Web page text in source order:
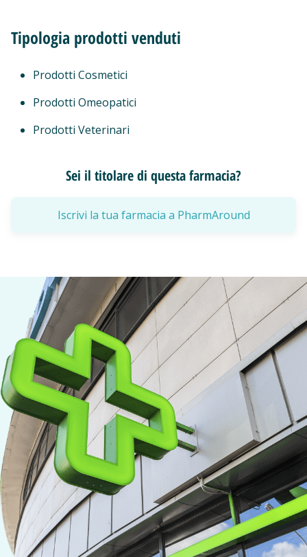
Tipologia prodotti venduti
Prodotti Cosmetici
Prodotti Omeopatici
Prodotti Veterinari
Sei il titolare di questa farmacia?
Iscrivi la tua farmacia a PharmAround